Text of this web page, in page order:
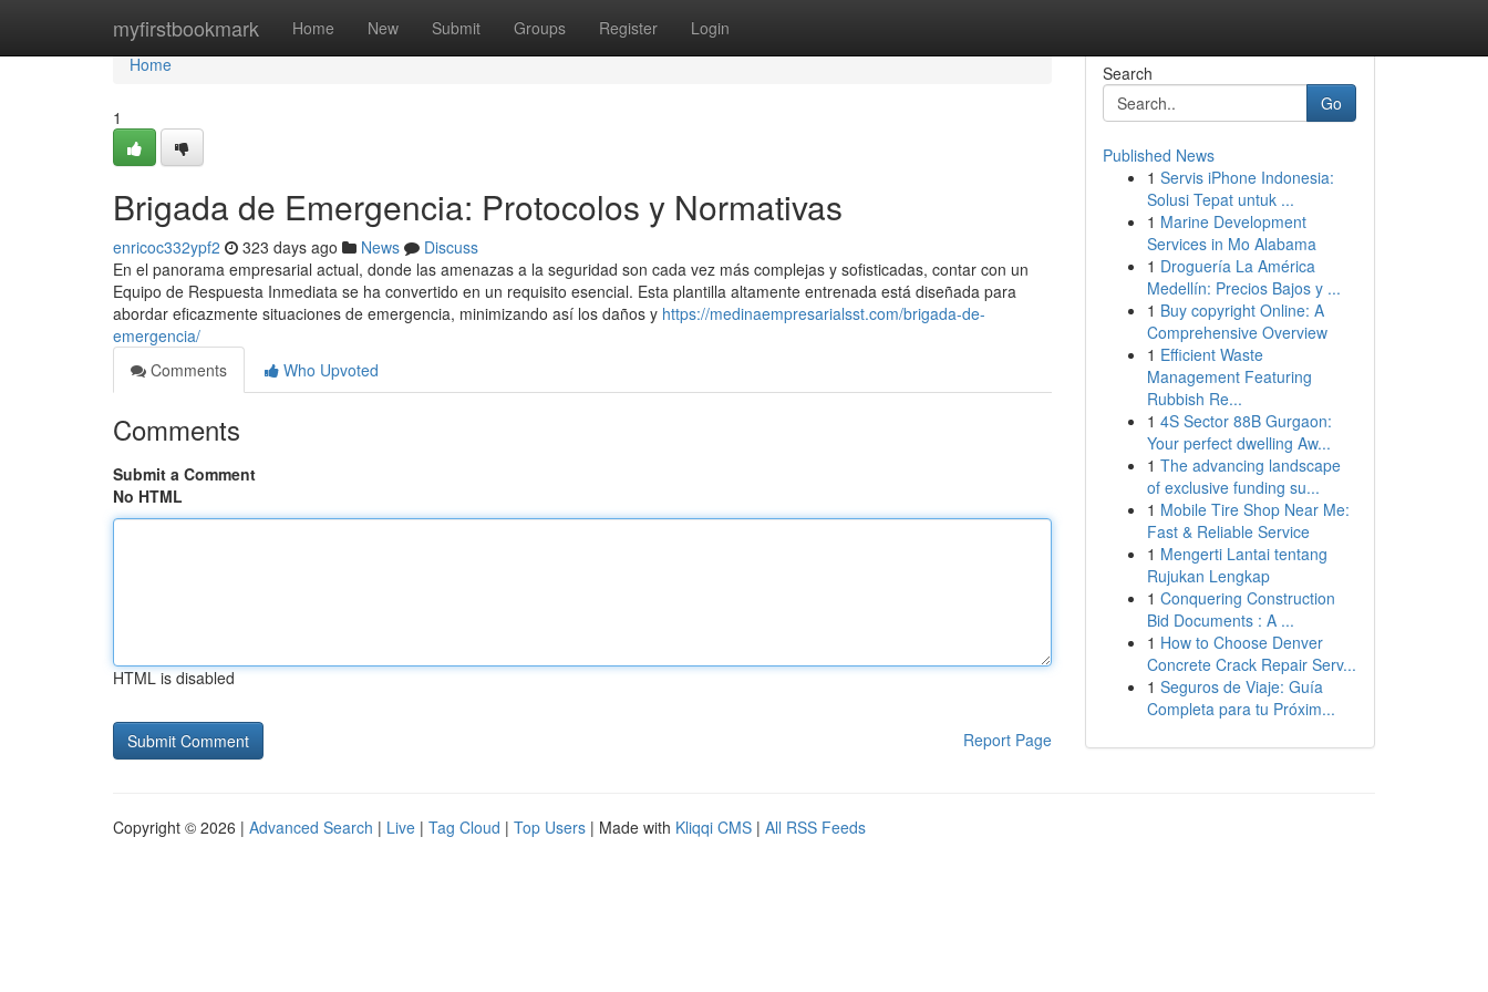
myfirstbookmark Home New Submit Groups Register Login
Home
Home
1
Brigada de Emergencia: Protocolos y Normativas
enricoc332ypf2 323 days ago News
Discuss
En el panorama empresarial actual, donde las amenazas a la seguridad son cada vez más complejas y sofisticadas, contar con un
Equipo de Respuesta Inmediata se ha convertido en un requisito esencial. Esta plantilla altamente entrenada está diseñada para
abordar eficazmente situaciones de emergencia, minimizando así los daños y https://medinaempresarialsst.com/brigada-de-
emergencia/
Comments
Who Upvoted
Comments
Submit a Comment
No HTML
HTML is disabled
Report Page
Search
Go
Published News
1 Servis iPhone Indonesia:
Solusi Tepat untuk ...
1 Marine Development
Services in Mo Alabama
1 Droguería La América
Medellín: Precios Bajos y ...
1 Buy copyright Online: A
Comprehensive Overview
1 Efficient Waste
Management Featuring
Rubbish Re...
1 4S Sector 88B Gurgaon:
Your perfect dwelling Aw...
1 The advancing landscape
of exclusive funding su...
1 Mobile Tire Shop Near Me:
Fast & Reliable Service
1 Mengerti Lantai tentang
Rujukan Lengkap
1 Conquering Construction
Bid Documents : A ...
1 How to Choose Denver
Concrete Crack Repair Serv...
1 Seguros de Viaje: Guía
Completa para tu Próxim...
Copyright © 2026 | Advanced Search | Live | Tag Cloud | Top Users | Made with Kliqqi CMS | All RSS Feeds